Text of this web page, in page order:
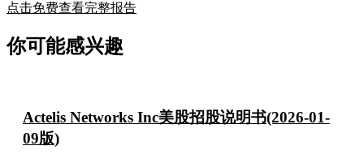
点击免费查看完整报告
你可能感兴趣
Actelis Networks Inc美股招股说明书(2026-01-
09版)